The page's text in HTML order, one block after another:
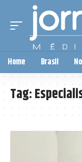
Home Brasil
Tag: